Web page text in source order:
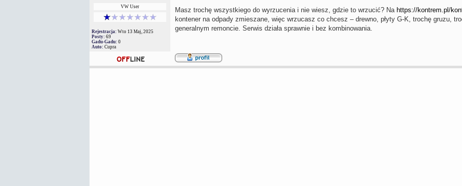
VW User
Rejestracja: Wto 13 Maj, 2025
Posty: 69
Gadu-Gadu: 0
Auto: Cupra
Masz trochę wszystkiego do wyrzucenia i nie wiesz, gdzie to wrzucić? Na https://kontrem.pl/
kontener na odpady zmieszane, więc wrzucasz co chcesz – drewno, płyty G-K, trochę gruzu,
generalnym remoncie. Serwis działa sprawnie i bez kombinowania.